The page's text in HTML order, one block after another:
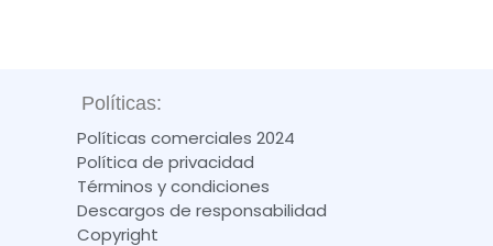
Políticas:
Políticas comerciales 2024
Política de privacidad
Términos y condiciones
Descargos de responsabilidad
Copyright